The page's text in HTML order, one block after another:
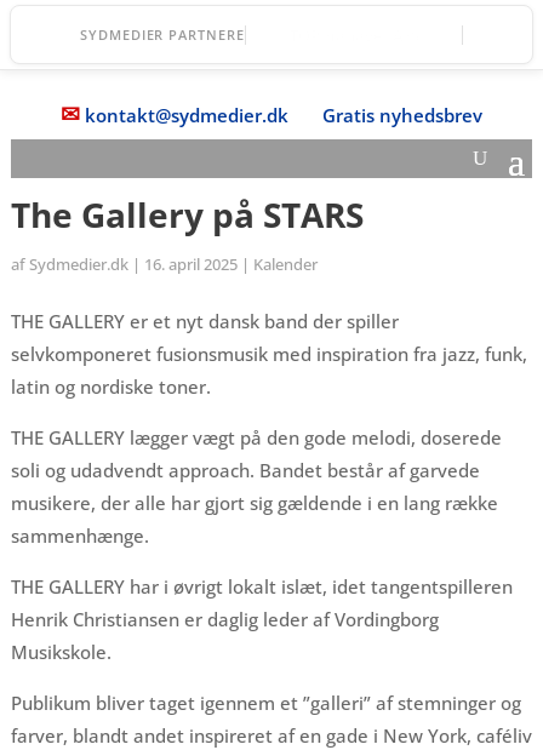
SYDMEDIER PARTNERE
✉ kontakt@sydmedier.dk Gratis nyhedsbrev
The Gallery på STARS
af Sydmedier.dk| 16. april 2025| Kalender
THE GALLERY er et nyt dansk band der spiller
selvkomponeret fusionsmusik med inspiration fra jazz, funk,
latin og nordiske toner.
THE GALLERY lægger vægt på den gode melodi, doserede
soli og udadvendt approach. Bandet består af garvede
musikere, der alle har gjort sig gældende i en lang række
sammenhænge.
THE GALLERY har i øvrigt lokalt islæt, idet tangentspilleren
Henrik Christiansen er daglig leder af Vordingborg
Musikskole.
Publikum bliver taget igennem et ”galleri” af stemninger og
farver, blandt andet inspireret af en gade i New York, caféliv